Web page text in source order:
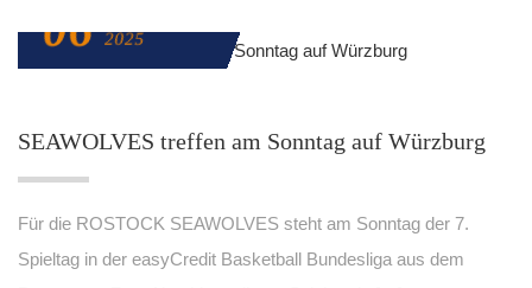
06 2025
SEAWOLVES treffen am Sonntag auf Würzburg
Für die ROSTOCK SEAWOLVES steht am Sonntag der 7.
Spieltag in der easyCredit Basketball Bundesliga aus dem